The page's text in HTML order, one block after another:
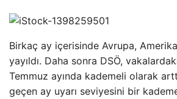
Birkaç ay içerisinde Avrupa,
yayıldı. Daha sonra DSÖ,
Temmuz ayında kademeli olarak
geçen ay uyarı seviyesini bir